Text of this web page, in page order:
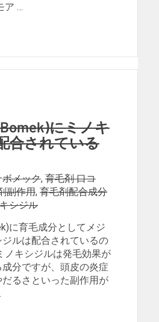
ア …
にミノキ
合されている
ボメック, 育毛剤 口コ
副作用, 育毛剤配合成分
シジル
に育毛成分としてメジ
ルは配合されているの
ノキシジルは発毛効果が
分ですが、頭皮の炎症
るさといった副作用が